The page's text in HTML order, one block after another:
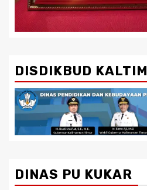
DISDIKBUD KALTIM
DINAS PU KUKAR